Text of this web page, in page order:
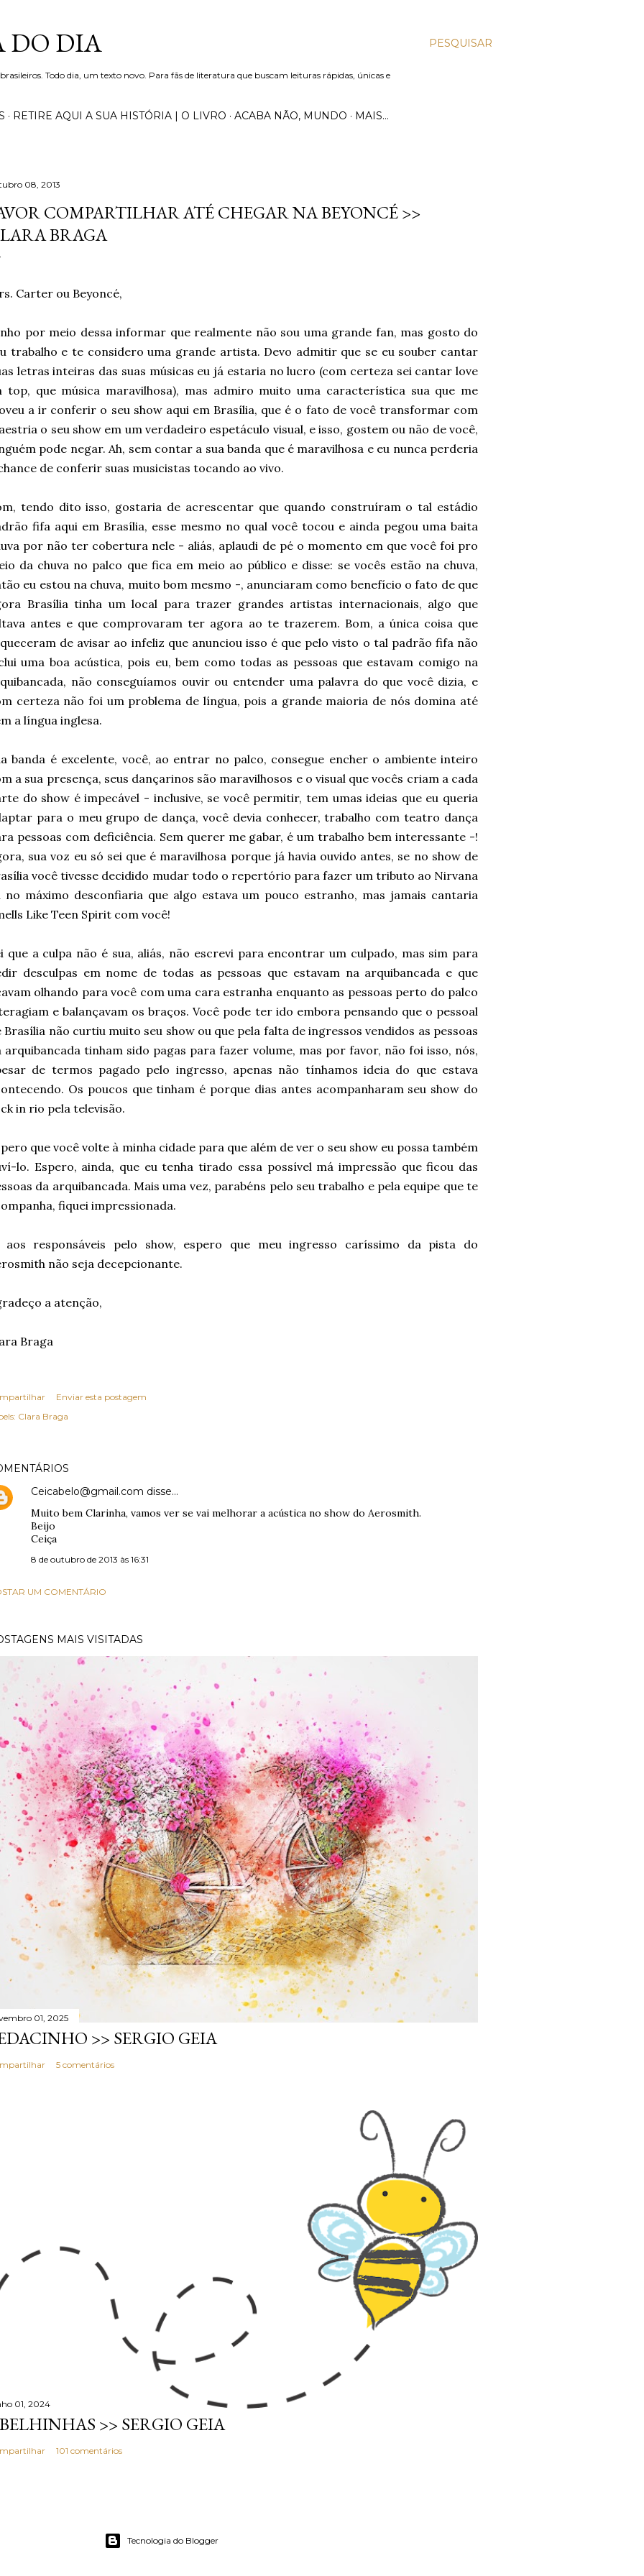
PESQUISAR
DO DIA
Todo dia, um texto novo. Para fãs de literatura que buscam leituras rápidas, únicas e
RETIRE AQUI A SUA HISTÓRIA | O LIVRO ACABA NÃO, MUNDO MAIS…
08, 2013
COMPARTILHAR ATÉ CHEGAR NA BEYONCÉ >>
BRAGA
Carter ou Beyoncé,
por meio dessa informar que realmente não sou uma grande fan, mas gosto do
trabalho e te considero uma grande artista. Devo admitir que se eu souber cantar
letras inteiras das suas músicas eu já estaria no lucro (com certeza sei cantar love
top, que música maravilhosa), mas admiro muito uma característica sua que me
a ir conferir o seu show aqui em Brasília, que é o fato de você transformar com
o seu show em um verdadeiro espetáculo visual, e isso, gostem ou não de você,
pode negar. Ah, sem contar a sua banda que é maravilhosa e eu nunca perderia
de conferir suas musicistas tocando ao vivo.
tendo dito isso, gostaria de acrescentar que quando construíram o tal estádio
fifa aqui em Brasília, esse mesmo no qual você tocou e ainda pegou uma baita
por não ter cobertura nele - aliás, aplaudi de pé o momento em que você foi pro
da chuva no palco que fica em meio ao público e disse: se vocês estão na chuva,
eu estou na chuva, muito bom mesmo -, anunciaram como benefício o fato de que
Brasília tinha um local para trazer grandes artistas internacionais, algo que
antes e que comprovaram ter agora ao te trazerem. Bom, a única coisa que
de avisar ao infeliz que anunciou isso é que pelo visto o tal padrão fifa não
uma boa acústica, pois eu, bem como todas as pessoas que estavam comigo na
não conseguíamos ouvir ou entender uma palavra do que você dizia, e
certeza não foi um problema de língua, pois a grande maioria de nós domina até
a língua inglesa.
banda é excelente, você, ao entrar no palco, consegue encher o ambiente inteiro
a sua presença, seus dançarinos são maravilhosos e o visual que vocês criam a cada
do show é impecável - inclusive, se você permitir, tem umas ideias que eu queria
para o meu grupo de dança, você devia conhecer, trabalho com teatro dança
pessoas com deficiência. Sem querer me gabar, é um trabalho bem interessante -!
sua voz eu só sei que é maravilhosa porque já havia ouvido antes, se no show de
você tivesse decidido mudar todo o repertório para fazer um tributo ao Nirvana
no máximo desconfiaria que algo estava um pouco estranho, mas jamais cantaria
Like Teen Spirit com você!
que a culpa não é sua, aliás, não escrevi para encontrar um culpado, mas sim para
desculpas em nome de todas as pessoas que estavam na arquibancada e que
olhando para você com uma cara estranha enquanto as pessoas perto do palco
e balançavam os braços. Você pode ter ido embora pensando que o pessoal
Brasília não curtiu muito seu show ou que pela falta de ingressos vendidos as pessoas
arquibancada tinham sido pagas para fazer volume, mas por favor, não foi isso, nós,
de termos pagado pelo ingresso, apenas não tínhamos ideia do que estava
Os poucos que tinham é porque dias antes acompanharam seu show do
in rio pela televisão.
que você volte à minha cidade para que além de ver o seu show eu possa também
lo. Espero, ainda, que eu tenha tirado essa possível má impressão que ficou das
da arquibancada. Mais uma vez, parabéns pelo seu trabalho e pela equipe que te
fiquei impressionada.
aos responsáveis pelo show, espero que meu ingresso caríssimo da pista do
não seja decepcionante.
a atenção,
Braga
Enviar esta postagem
Clara Braga
Ceicabelo@gmail.com disse…
Muito bem Clarinha, vamos ver se vai melhorar a acústica no show do Aerosmith.
Beijo
Ceiça
8 de outubro de 2013 às 16:31
UM COMENTÁRIO
MAIS VISITADAS
01, 2025
>> SERGIO GEIA
5 comentários
01, 2024
>> SERGIO GEIA
101 comentários
Tecnologia do Blogger